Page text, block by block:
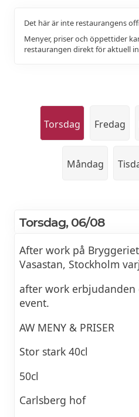
Det här är inte restaurangens
Menyer, priser och öppettider
restaurangen direkt för aktuell
Torsdag Fredag
Måndag
Torsdag, 06/08
After work på
Vasastan, Stockholm
after work
event.
AW MENY & PRISER
Stor stark 40cl
50cl
Carlsberg hof